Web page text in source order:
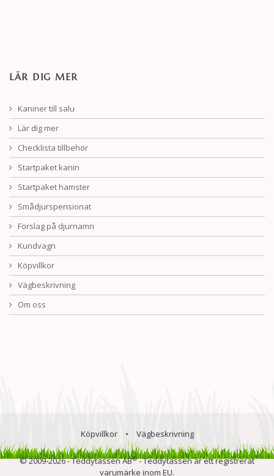
LÄR DIG MER
Kaniner till salu
Lär dig mer
Checklista tillbehör
Startpaket kanin
Startpaket hamster
Smådjurspensionat
Förslag på djurnamn
Kundvagn
Köpvillkor
Vägbeskrivning
Om oss
Köpvillkor • Vägbeskrivning
© 2009-2026 - Teddytassen AB®- Teddytassen är ett registrerat
varumärke inom EU.